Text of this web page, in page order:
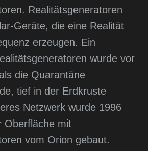
Realitätsgeneratoren
Geräte, die eine Realität
erzeugen. Ein
wurde vor
die Quarantäne
tief in der Erdkruste
Netzwerk wurde 1996
Oberfläche mit
vom Orion gebaut.